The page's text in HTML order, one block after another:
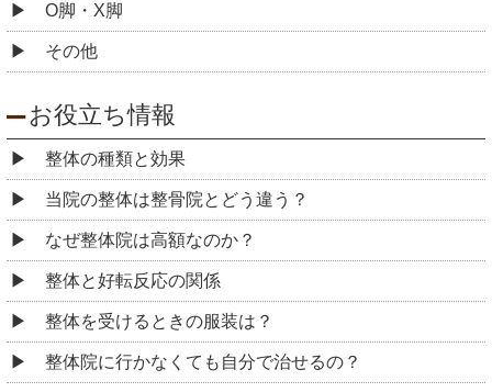
O脚・X脚
その他
お役立ち情報
整体の種類と効果
当院の整体は整骨院とどう違う？
なぜ整体院は高額なのか？
整体と好転反応の関係
整体を受けるときの服装は？
整体院に行かなくても自分で治せるの？